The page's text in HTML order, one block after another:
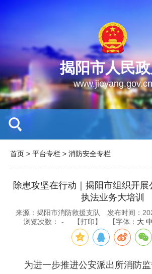
揭阳市人民
www.jieyang.gov.cn
首页 > 平台专栏 > 消防安全专栏
除患攻坚在行动｜揭阳市组织开
执法业务大培训
来源：揭阳市消防救援支队
发布时间：
浏览次数：
- 【打印】 【字体： 大 中
为进一步推进公安派出所消防